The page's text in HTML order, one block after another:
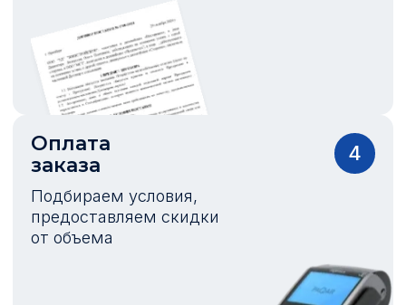
Оплата
заказа
Подбираем условия,
предоставляем скидки
от объема
4